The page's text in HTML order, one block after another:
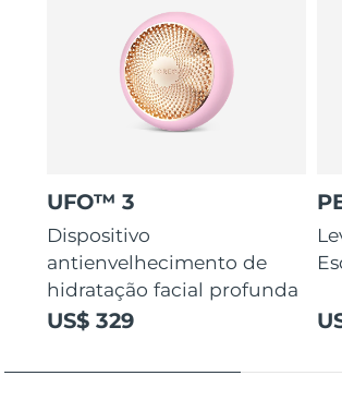
UFO™ 3
Dispositivo
antienvelhecimento de
hidratação facial profunda
US$ 329